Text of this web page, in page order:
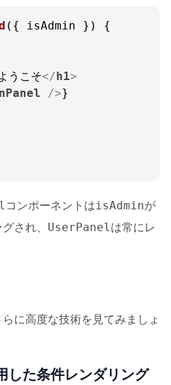
( { isAdmin }
うこそ</h1>
/>
コンポーネントはisAdminが
され、
UserPanelは常にレ
に高度な技術を見てみましょ
した条件レンダリング